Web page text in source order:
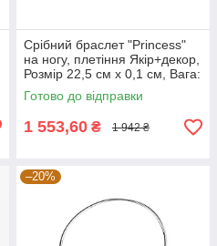
Срібний браслет "Princess"
на ногу, плетіння Якір+декор,
Розмір 22,5 см x 0,1 см, Вага:
1.6 г
Готово до відправки
1 553,60 ₴ 1 942 ₴
–20%